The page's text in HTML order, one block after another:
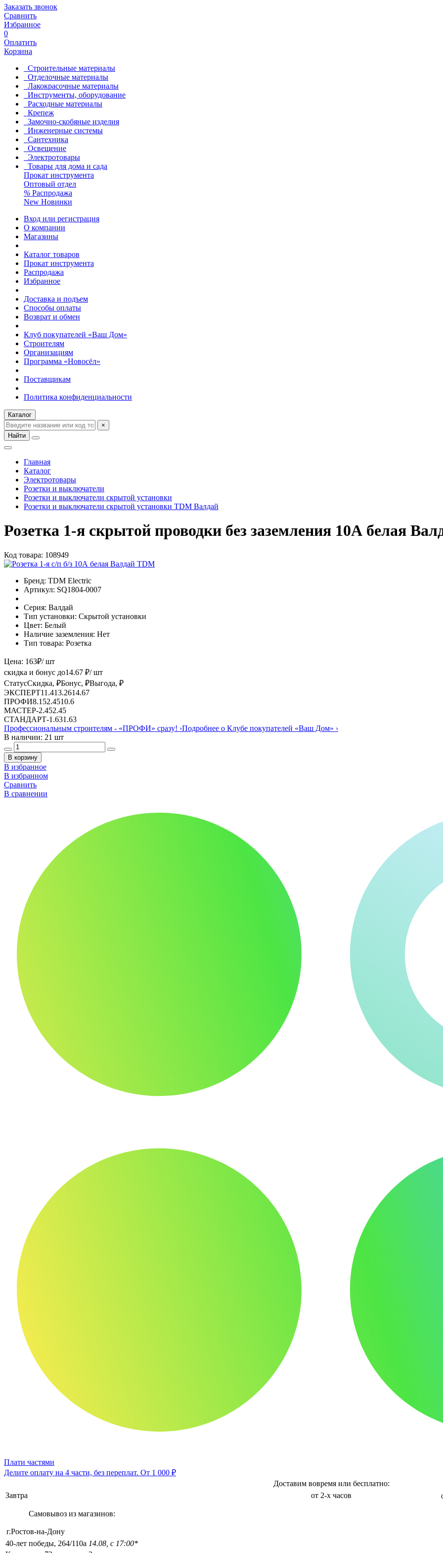
Заказать звонок
Сравнить
Избранное
0
Оплатить
Корзина
Строительные материалы
Отделочные материалы
Лакокрасочные материалы
Инструменты, оборудование
Расходные материалы
Крепеж
Замочно-скобяные изделия
Инженерные системы
Сантехника
Освещение
Электротовары
Товары для дома и сада
Прокат инструмента
Оптовый отдел
% Распродажа
New Новинки
Вход или регистрация
О компании
Магазины
Каталог товаров
Прокат инструмента
Распродажа
Избранное
Доставка и подъем
Способы оплаты
Возврат и обмен
Клуб покупателей «Ваш Дом»
Строителям
Организациям
Программа «Новосёл»
Поставщикам
Политика конфиденциальности
Каталог
×
Найти
Главная
Каталог
Электротовары
Розетки и выключатели
Розетки и выключатели скрытой установки
Розетки и выключатели скрытой установки TDM Валдай
Розетка 1-я скрытой проводки без заземления 10А белая
Код товара: 108949
Бренд: TDM Electric
Артикул: SQ1804-0007
Серия: Валдай
Тип установки: Скрытой установки
Цвет: Белый
Наличие заземления: Нет
Тип товара: Розетка
Цена: 163₽/ шт
скидка и бонус до14.67 ₽/ шт
СтатусСкидка, ₽Бонус, ₽Выгода, ₽
ЭКСПЕРТ11.413.2614.67
ПРОФИ8.152.4510.6
МАСТЕР-2.452.45
СТАНДАРТ-1.631.63
Профессиональным строителям - «ПРОФИ» сразу! ›Подробнее о Клубе покупателей «Ваш Дом» ›
В наличии: 21 шт
В корзину
В избранное
В избранном
Сравнить
В сравнении
Плати частями
Делите оплату на 4 части, без переплат. От 1 000 ₽
Доставим вовремя или бесплатно:
Завтра
от 2-х часов
Самовывоз из магазинов:
г.Ростов-на-Дону
40-лет победы, 264/110а 14.08, с 17:00*